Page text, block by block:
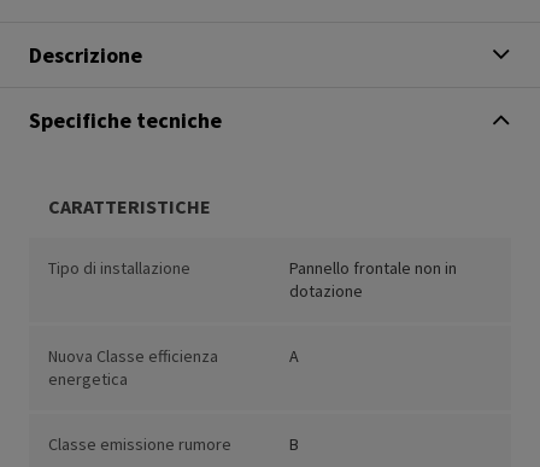
Descrizione
Specifiche tecniche
CARATTERISTICHE
Tipo di installazione
Pannello frontale non in
dotazione
Nuova Classe efficienza
energetica
A
Classe emissione rumore B